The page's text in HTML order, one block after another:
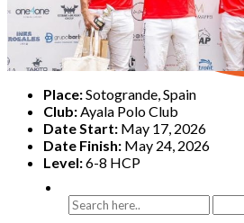
Place:Sotogrande, Spain
Club:Ayala Polo Club
Date Start: May 17, 2026
Date Finish: May 24, 2026
Level:6-8 HCP